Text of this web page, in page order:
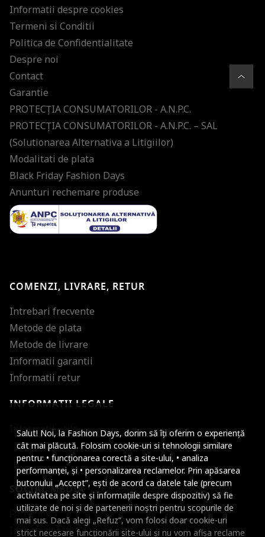
Salut! Noi, la Fashion Days, dorim să îți oferim o experiență
cât mai plăcută. Folosim cookie-uri si tehnologii similare
pentru: • funcționarea corectă a site-ului, • analiza
performanței, și • personalizarea reclamelor. Prin apăsarea
butonului „Accept”, ești de acord ca datele tale (precum
activitatea pe site și informațiile despre dispozitiv) să fie
utilizate de noi și de partenerii noștri pentru scopurile de
mai sus. Dacă alegi „Refuz”, vom folosi doar cookie-uri
strict necesare funcționării site-ului și nu vom afișa reclame
Informatii despre cookies
Termeni si Conditii
Politica de Confidentialitate
Despre noi
Contact
Garantie
PROTECŢIA CONSUMATORILOR - A.N.P.C.
PROTECŢIA CONSUMATORILOR - A.N.P.C. – SAL
(Solutionarea Alternativa a Litigiilor)
Modalitati de plata
Black Friday Fashion Days
Anunturi rechemare produse
COMENZI, LIVRARE, RETUR
Intrebari frecvente
Metode de plata
Metode de livrare
Informatii garantii
Informatii retur
INFORMATII LEGALE
Informatii utile
SOCIAL MEDIA
Facebook
Instagram
Micsoreaza
Mareste spatierea
Micsoreaza
Mareste inaltimea